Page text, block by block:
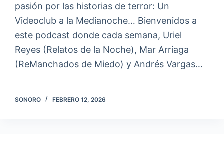
d
pasión por las historias de terror: Un
Videoclub a la Medianoche… Bienvenidos a
este podcast donde cada semana, Uriel
Reyes (Relatos de la Noche), Mar Arriaga
(ReManchados de Miedo) y Andrés Vargas…
SONORO FEBRERO 12, 2026